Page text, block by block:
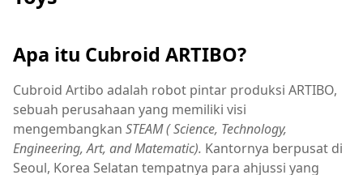
Apa itu Cubroid ARTIBO?
Cubroid Artibo adalah robot pintar produksi ARTIBO,
sebuah perusahaan yang memiliki visi
mengembangkan STEAM ( Science, Technology,
Engineering, Art, and Matematic). Kantornya berpusat di
Seoul, Korea Selatan tempatnya para ahjussi yang